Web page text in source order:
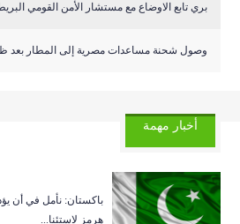
بري تابع الاوضاع مع مستشار الأمن القومي
وصول شحنة مساعدات مصرية إلى المطار بعد
أخبار مهمة
باكستان: نأمل في أن
هرمز لاستئنا...